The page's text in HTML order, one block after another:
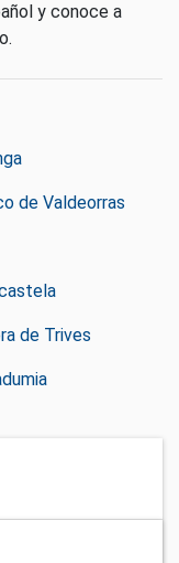
y conoce a
de Valdeorras
de Trives